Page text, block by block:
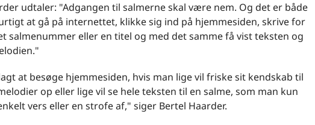
udtaler: "Adgangen til salmerne skal være nem. Og det er både
at gå på internettet, klikke sig ind på hjemmesiden, skrive for
salmenummer eller en titel og med det samme få vist teksten og
at besøge hjemmesiden, hvis man lige vil friske sit kendskab til
op eller lige vil se hele teksten til en salme, som man kun
vers eller en strofe af," siger Bertel Haarder.